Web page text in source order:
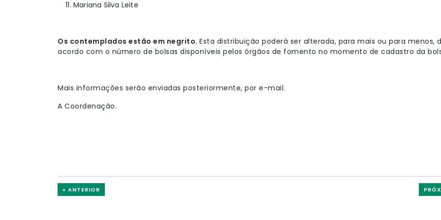
Mariana Silva Leite
Os contemplados estão em negrito. Esta distribuição poderá ser alterada, para mais ou para menos,
acordo com o número de bolsas disponíveis pelos órgãos de fomento no momento de cadastro da
Mais informações serão enviadas posteriormente, por e-mail.
A Coordenação.
« ANTERIOR